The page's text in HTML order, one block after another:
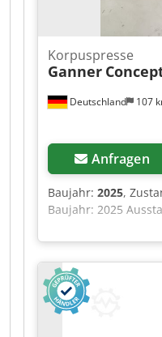
Deutschland 107
Korpuspresse
Ganner
Anfragen
Baujahr: 2025,
Baujahr: 2025
Daten: komplett in
Stabiler,
in Schweiß- und
Pressbalken OBEN
Pressbalken
Pressbalken mit
Toleranzausgleich